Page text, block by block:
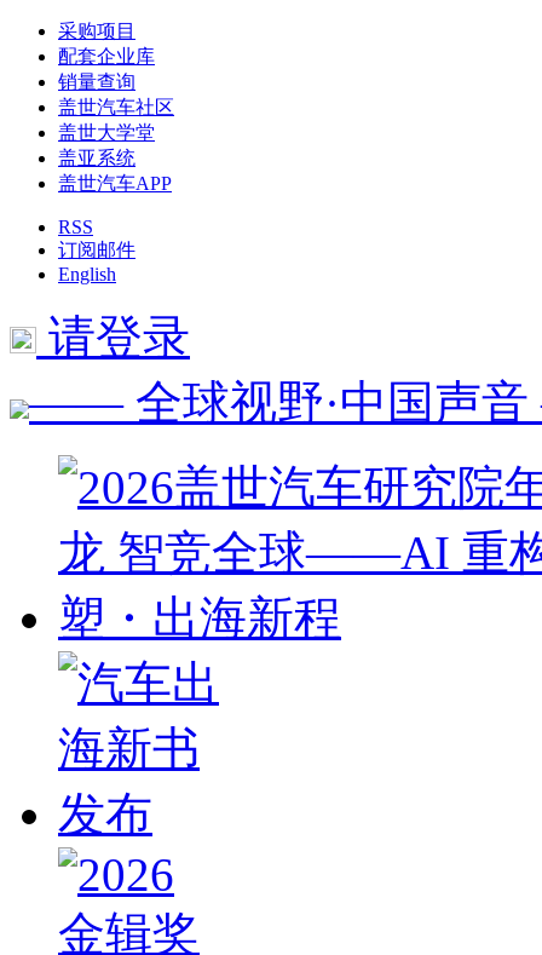
采购项目
配套企业库
销量查询
盖世汽车社区
盖世大学堂
盖亚系统
盖世汽车APP
RSS
订阅邮件
English
请登录
—— 全球视野·中国声